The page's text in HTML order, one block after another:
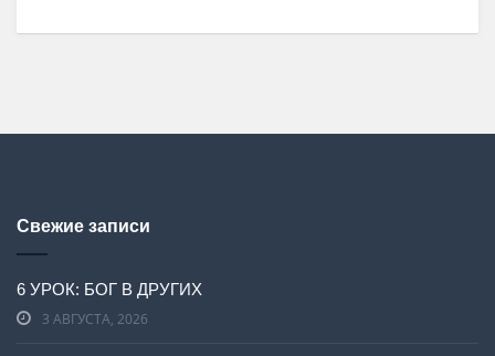
Свежие записи
6 УРОК: БОГ В ДРУГИХ
3 АВГУСТА, 2026